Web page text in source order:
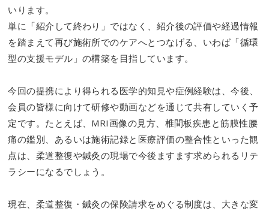
いります。
単に「紹介して終わり」ではなく、紹介後の評価や経過情報
を踏まえて再び施術所でのケアへとつなげる、いわば「循環
型の支援モデル」の構築を目指しています。
今回の提携により得られる医学的知見や症例経験は、今後、
会員の皆様に向けて研修や動画などを通じて共有していく予
定です。たとえば、MRI画像の見方、椎間板疾患と筋膜性腰
痛の鑑別、あるいは施術記録と医療評価の整合性といった観
点は、柔道整復や鍼灸の現場で今後ますます求められるリテ
ラシーになるでしょう。
現在、柔道整復・鍼灸の保険請求をめぐる制度は、大きな変